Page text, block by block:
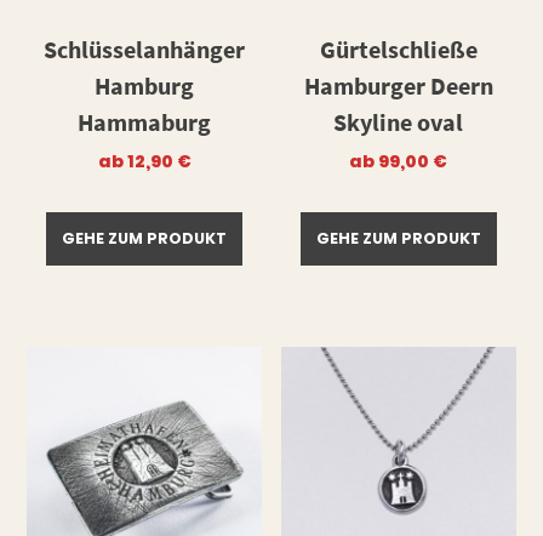
Schlüsselanhänger
Hamburg
Hammaburg
ab12,90 €
GEHE ZUM PRODUKT
Gürtelschließe
Hamburger Deern
Skyline oval
ab 99,00 €
GEHE ZUM PRODUKT